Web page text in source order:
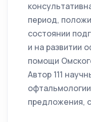
период,
состоянии
и на развитии
помощи
Автор 111
предложения,